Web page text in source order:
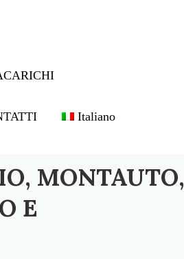
Italiano
MONTAUTO,
E